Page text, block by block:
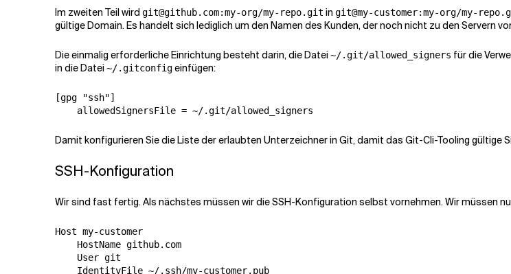
Im zweiten Teil wird git@github.com:my-org/my-repo.git in git@my-customer:my-org/my-
gültige Domain. Es handelt sich lediglich um den Namen des Kunden, der noch nicht zu den Servern
Die einmalig erforderliche Einrichtung besteht darin, die Datei~/.git/allowed_signers für die
in die Datei~/.gitconfigeinfügen:
[gpg "ssh"]
Damit konfigurieren Sie die Liste der erlaubten Unterzeichner in Git, damit das Git-Cli-Tooling gültige
SSH-Konfiguration
Wir sind fast fertig. Als nächstes müssen wir die SSH-Konfiguration selbst vornehmen. Wir müssen
Host my-customer
    HostName github.com
    User git
    IdentityFile ~/.ssh/my-customer.pub